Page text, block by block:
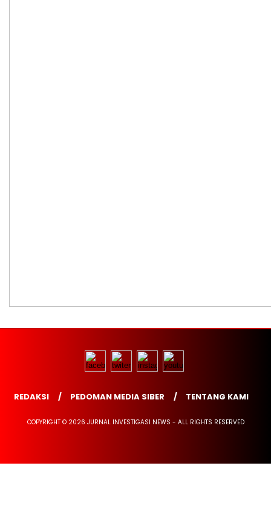
REDAKSI PEDOMAN MEDIA SIBER TENTANG KAMI
COPYRIGHT © 2026 JURNAL INVESTIGASI NEWS - ALL RIGHTS RESERVED